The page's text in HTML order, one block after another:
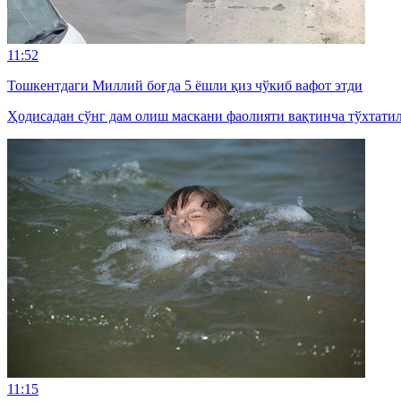
11:52
Тошкентдаги Миллий боғда 5 ёшли қиз чўкиб вафот этди
Ҳодисадан сўнг дам олиш маскани фаолияти вақтинча
11:15